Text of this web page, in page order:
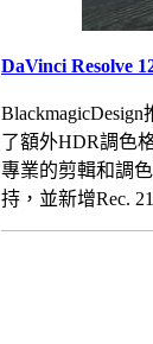
DaVinci Resolve
了額外HDR調色
專業的剪輯和調色
持，並新增Rec.